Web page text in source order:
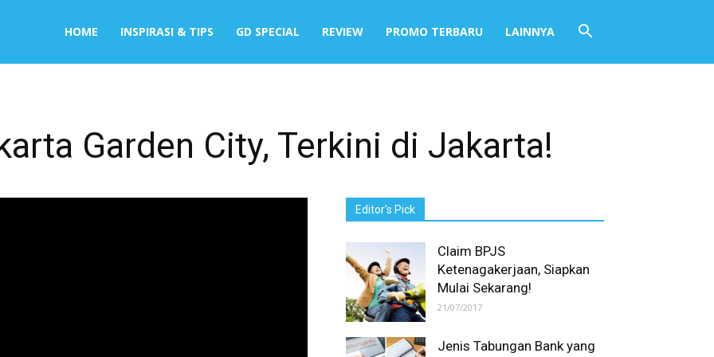
HOME INSPIRASI & TIPS GD SPECIAL REVIEW PROMO TERBARU LAINNYA
Garden City, Terkini di Jakarta!
Editor's Pick
Claim BPJS
Ketenagakerjaan, Siapkan
Mulai Sekarang!
21/07/2017
Jenis Tabungan Bank yang